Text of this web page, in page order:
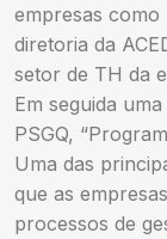
empresas como
diretoria da
setor de TH da
Em seguida
PSGQ,
Uma das
que as
processos de